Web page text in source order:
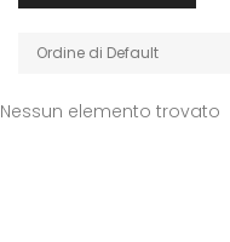
Ordine di Default
Nessun elemento trovato